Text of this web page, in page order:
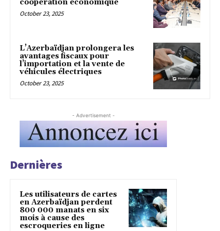
coopération économique
October 23, 2025
L’Azerbaïdjan prolongera les
avantages fiscaux pour
l’importation et la vente de
véhicules électriques
October 23, 2025
- Advertisement -
Dernières
Les utilisateurs de cartes
en Azerbaïdjan perdent
800 000 manats en six
mois à cause des
escroqueries en ligne